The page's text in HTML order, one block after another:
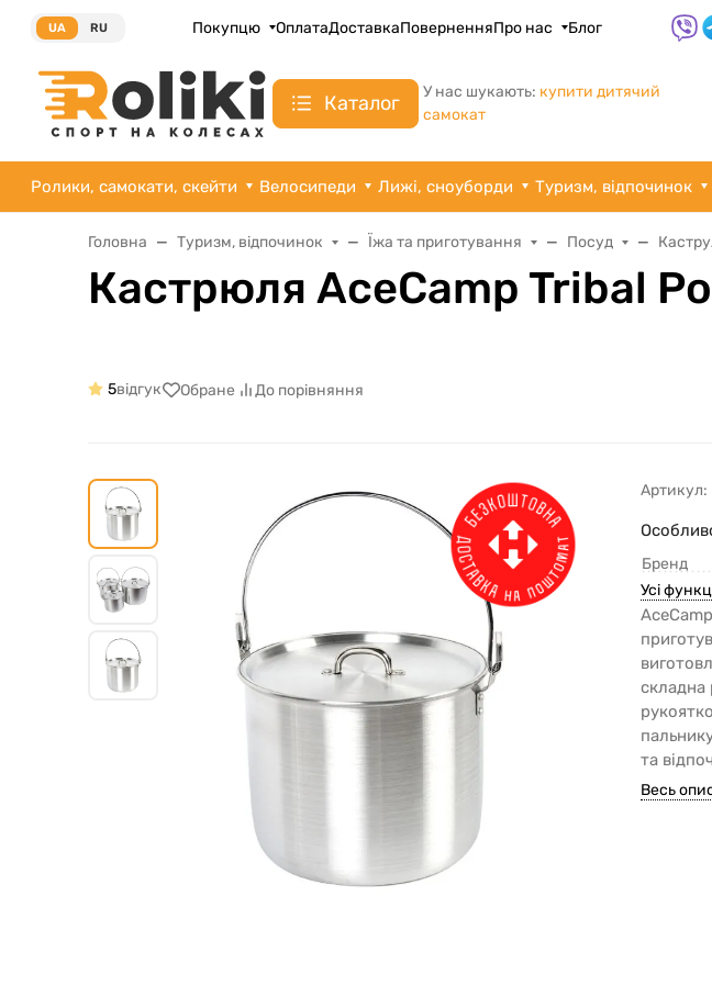
UA RU Покупцю ОплатаДоставкаПоверненняПро нас Блог
Каталог У нас шукають: купити дитячий
самокат
Ролики, самокати, скейти Велосипеди Лижі, сноуборди Туризм, відпочинок
Головна Туризм, відпочинок Їжа та приготування Посуд
Кастрюля AceCamp Tribal
5відгук Обране До порівняння
Артикул:
Бренд
Усі
складна
та
Весь